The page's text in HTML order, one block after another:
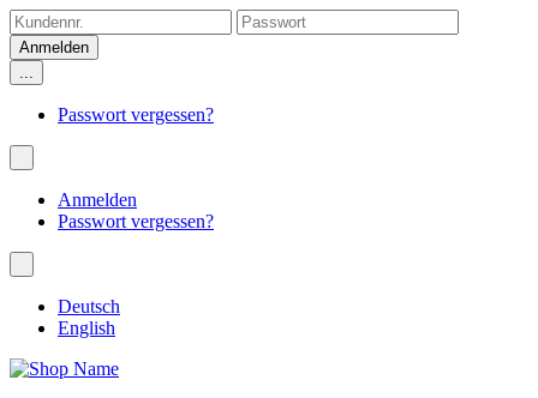
...
Passwort vergessen?
Anmelden
Passwort vergessen?
Deutsch
English